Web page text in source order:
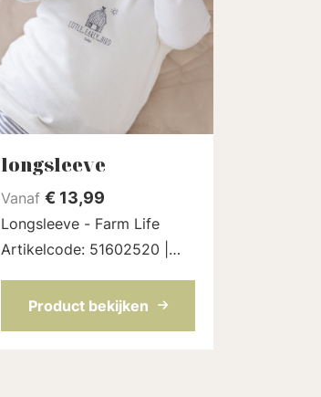
longsleeve
Vanaf €13,99
Longsleeve - Farm Life
Artikelcode: 51602520 |
Product bekijken